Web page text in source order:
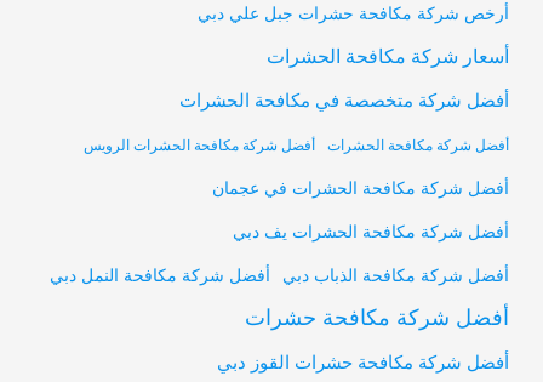
أرخص شركة مكافحة حشرات جبل علي دبي
أسعار شركة مكافحة الحشرات
أفضل شركة متخصصة في مكافحة الحشرات
أفضل شركة مكافحة الحشرات أفضل شركة مكافحة الحشرات الرويس
أفضل شركة مكافحة الحشرات في عجمان
أفضل شركة مكافحة الحشرات يف دبي
أفضل شركة مكافحة الذباب دبي أفضل شركة مكافحة النمل دبي
أفضل شركة مكافحة حشرات
أفضل شركة مكافحة حشرات القوز دبي